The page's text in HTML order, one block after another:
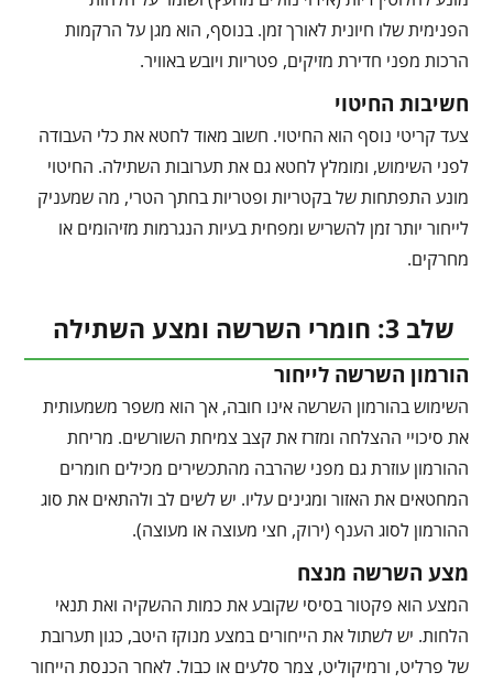
הפנימית שלו חיונית לאורך זמן. בנוסף, הוא מגן על הרקמות
הרכות מפני חדירת מזיקים, פטריות ויובש באוויר.
חשיבות החיטוי
צעד קריטי נוסף הוא החיטוי. חשוב מאוד לחטא את כלי העבודה
לפני השימוש, ומומלץ לחטא גם את תערובות השתילה. החיטוי
מונע התפתחות של בקטריות ופטריות בחתך הטרי, מה שמעניק
לייחור יותר זמן להשריש ומפחית בעיות הנגרמות מזיהומים או
מחרקים.
שלב 3: חומרי השרשה ומצע השתילה
הורמון השרשה לייחור
השימוש בהורמון השרשה אינו חובה, אך הוא משפר משמעותית
את סיכויי ההצלחה ומזרז את קצב צמיחת השורשים. מריחת
ההורמון עוזרת גם מפני שהרבה מהתכשירים מכילים חומרים
המחטאים את האזור ומגינים עליו. יש לשים לב ולהתאים את סוג
ההורמון לסוג הענף (ירוק, חצי מעוצה או מעוצה).
מצע השרשה מנצח
המצע הוא פקטור בסיסי שקובע את כמות ההשקיה ואת תנאי
הלחות. יש לשתול את הייחורים במצע מנוקז היטב, כגון תערובת
של פרליט, ורמיקוליט, צמר סלעים או כבול. לאחר הכנסת הייחור